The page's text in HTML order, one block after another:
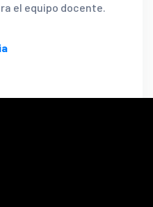
el equipo docente.